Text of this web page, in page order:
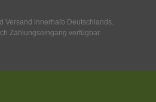
Versand innerhalb Deutschlands.
Zahlungseingang verfügbar.